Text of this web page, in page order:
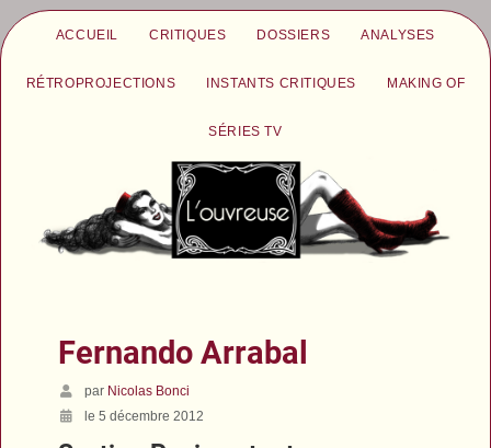
ACCUEIL CRITIQUES DOSSIERS ANALYSES
RÉTROPROJECTIONS INSTANTS CRITIQUES MAKING OF
SÉRIES TV
Fernando Arrabal
par Nicolas Bonci
le 5 décembre 2012